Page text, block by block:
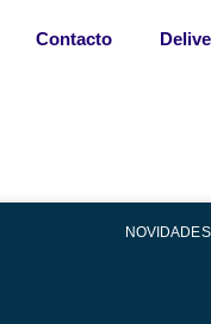
Contacto
NOVIDADES